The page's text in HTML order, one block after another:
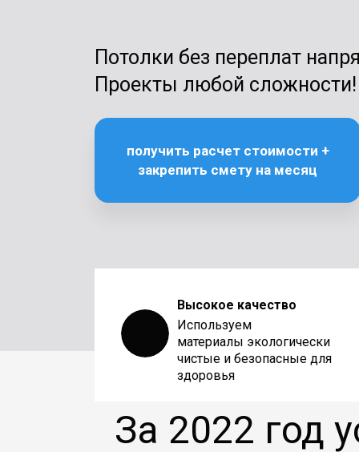
Высокое качество
Используем
материалы экологически
чистые и безопасные для
здоровья
получить расчет стоимости +
закрепить смету на месяц
Потолки без переплат
Проекты любой сложности!
За 2022 год